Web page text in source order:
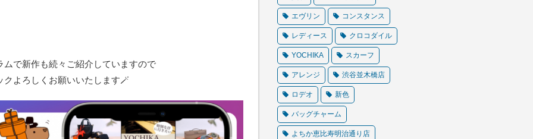
ムで新作も続々ご紹介していますので
クよろしくお願いいたします🪄
エヴリン コンスタンス
レディース クロコダイル
YOCHIKA スカーフ
アレンジ 渋谷並木橋店
ロデオ 新色
バッグチャーム
よちか恵比寿明治通り店